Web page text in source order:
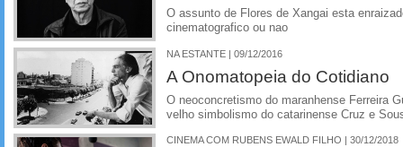
O assunto de Flores de Xangai esta
cinematografico ou nao
NA ESTANTE | 09/12/2016
A Onomatopeia do Cotidiano
O neoconcretismo do maranhense Ferreira
velho simbolismo do catarinense Cruz e
CINEMA COM RUBENS EWALD FILHO | 30/12/2018